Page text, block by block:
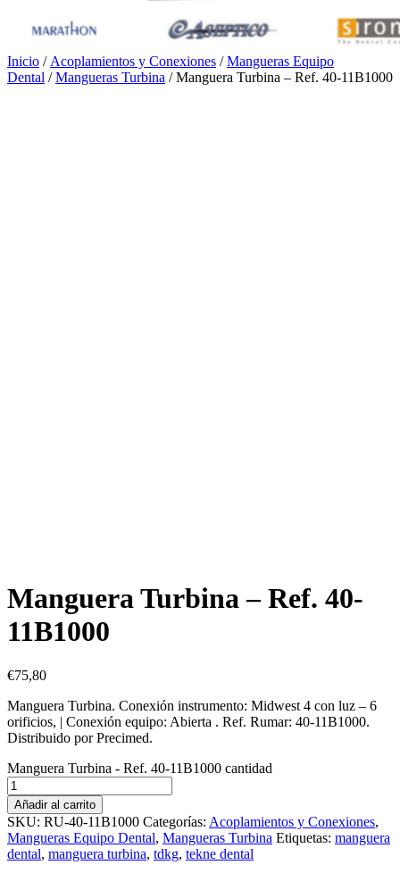
Inicio / Acoplamientos y Conexiones /Mangueras Equipo
Dental /Mangueras Turbina / Manguera Turbina – Ref. 40-11B1000
Manguera Turbina – Ref. 40-
11B1000
€75,80
Manguera Turbina. Conexión instrumento: Midwest 4 con luz – 6
orificios, | Conexión equipo: Abierta . Ref. Rumar: 40-11B1000.
Distribuido por Precimed.
Manguera Turbina - Ref. 40-11B1000 cantidad
Añadir al carrito
SKU: RU-40-11B1000 Categorías: Acoplamientos y Conexiones,
Mangueras Equipo Dental, Mangueras Turbina Etiquetas: manguera
dental, manguera turbina, tdkg, tekne dental